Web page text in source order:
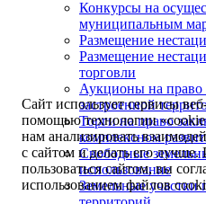
Конкурсы на
муниципальным
Размещение
Размещение
торговли
Аукционы на право
застроенной
Торги на право
комплексном
Свободные
использование
Земельные участки
Сайт использует сервисы
помощью технологии
нам анализировать
с сайтом и делать его
пользоваться сайтом, вы
использованием файлов